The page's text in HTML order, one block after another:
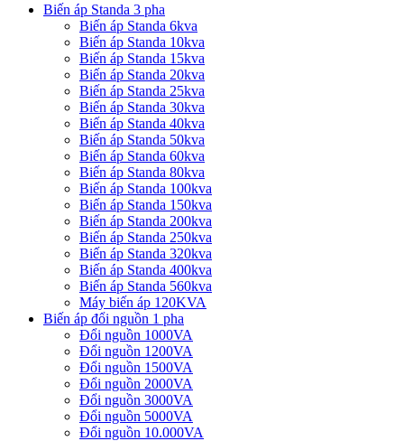
Biến áp Standa 3 pha
Biến áp Standa 6kva
Biến áp Standa 10kva
Biến áp Standa 15kva
Biến áp Standa 20kva
Biến áp Standa 25kva
Biến áp Standa 30kva
Biến áp Standa 40kva
Biến áp Standa 50kva
Biến áp Standa 60kva
Biến áp Standa 80kva
Biến áp Standa 100kva
Biến áp Standa 150kva
Biến áp Standa 200kva
Biến áp Standa 250kva
Biến áp Standa 320kva
Biến áp Standa 400kva
Biến áp Standa 560kva
Máy biến áp 120KVA
Biến áp đổi nguồn 1 pha
Đổi nguồn 1000VA
Đổi nguồn 1200VA
Đổi nguồn 1500VA
Đổi nguồn 2000VA
Đổi nguồn 3000VA
Đổi nguồn 5000VA
Đổi nguồn 10.000VA